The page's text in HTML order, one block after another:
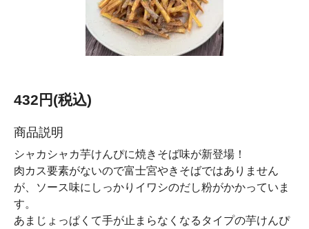
432円(税込)
商品説明
シャカシャカ芋けんぴに焼きそば味が新登場！
肉カス要素がないので富士宮やきそばではありません
が、ソース味にしっかりイワシのだし粉がかかっていま
す。
あまじょっぱくて手が止まらなくなるタイプの芋けんぴ